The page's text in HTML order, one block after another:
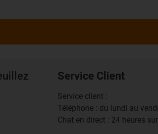
Service Client
Service client :
Téléphone : du lundi au
Chat en direct : 24 heures